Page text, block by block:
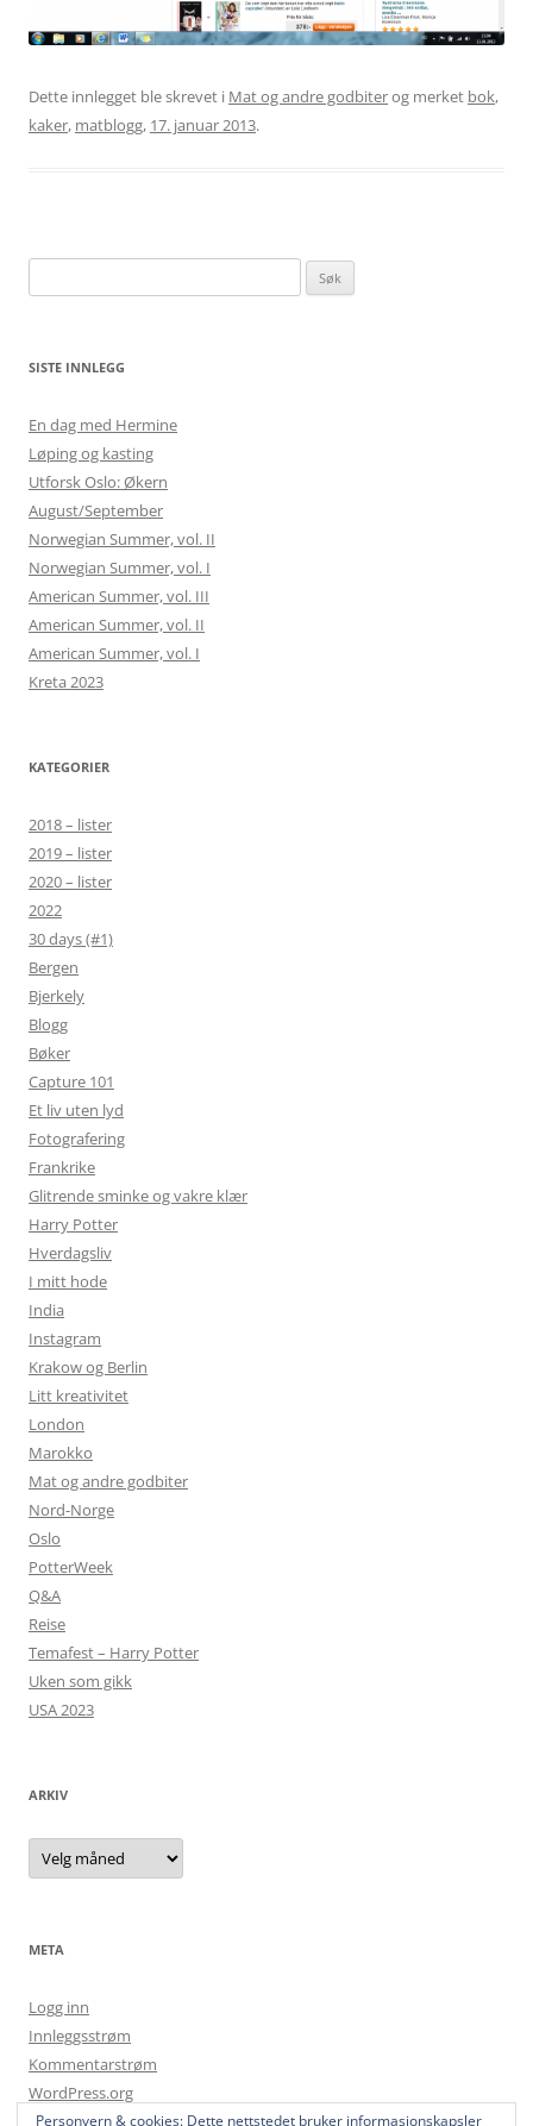
Dette innlegget ble skrevet i Mat og andre godbiterog merket bok,
kaker, matblogg, 17. januar 2013.
etter:
SISTE INNLEGG
En dag med Hermine
Løping og kasting
Utforsk Oslo: Økern
August/September
Norwegian Summer, vol. II
Norwegian Summer, vol. I
American Summer, vol. III
American Summer, vol. II
American Summer, vol. I
Kreta 2023
KATEGORIER
2018 – lister
2019 – lister
2020 – lister
2022
30 days (#1)
Bergen
Bjerkely
Blogg
Bøker
Capture 101
Et liv uten lyd
Fotografering
Frankrike
Glitrende sminke og vakre klær
Harry Potter
Hverdagsliv
I mitt hode
India
Instagram
Krakow og Berlin
Litt kreativitet
London
Marokko
Mat og andre godbiter
Nord-Norge
Oslo
PotterWeek
Q&A
Reise
Temafest – Harry Potter
Uken som gikk
USA 2023
ARKIV
Arkiv
META
Logg inn
Innleggsstrøm
Kommentarstrøm
WordPress.org
Personvern & cookies: Dette nettstedet bruker informasjonskapsler